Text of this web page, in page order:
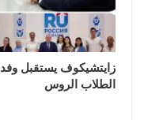
زايتشيكوف يستقبل وفد
الطلاب الروس